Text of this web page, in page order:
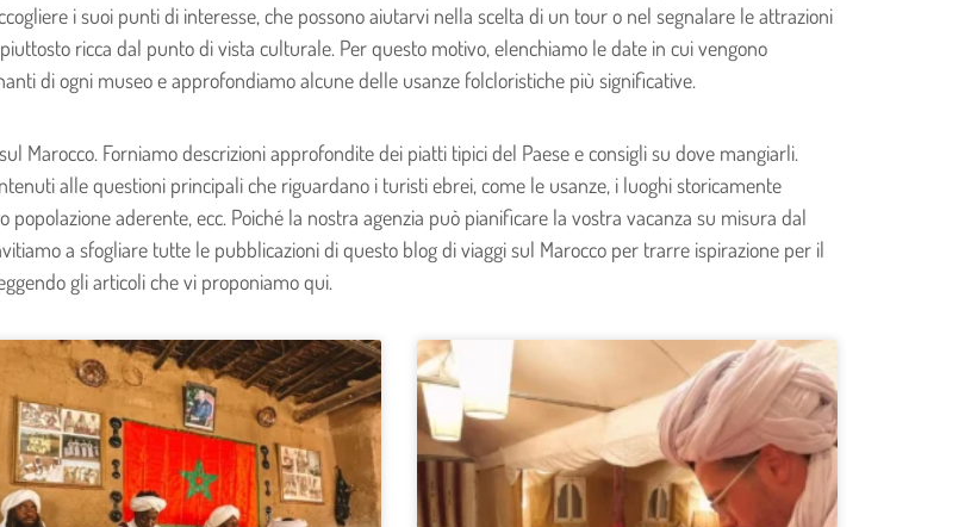
i suoi punti di interesse, che possono aiutarvi nella scelta di un tour o nel segnalare le attrazioni
ricca dal punto di vista culturale. Per questo motivo, elenchiamo le date in cui vengono
di ogni museo e approfondiamo alcune delle usanze folcloristiche più significative.
Marocco. Forniamo descrizioni approfondite dei piatti tipici del Paese e consigli su dove mangiarli.
alle questioni principali che riguardano i turisti ebrei, come le usanze, i luoghi storicamente
aderente, ecc. Poiché la nostra agenzia può pianificare la vostra vacanza su misura dal
a sfogliare tutte le pubblicazioni di questo blog di viaggi sul Marocco per trarre ispirazione per il
gli articoli che vi proponiamo qui.